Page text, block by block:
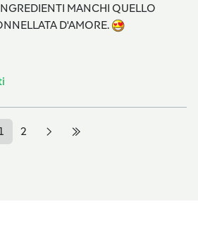
MANCHI QUELLO
D'AMORE.
2